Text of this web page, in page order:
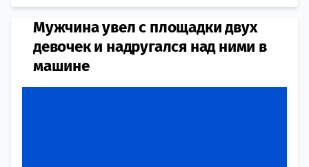
Мужчина увел с площадки двух
девочек и надругался над ними в
машине